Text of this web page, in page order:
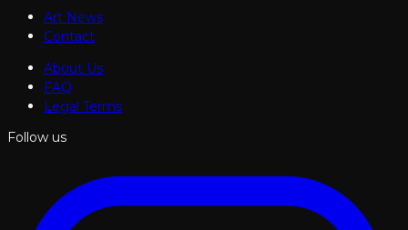
Art News
Contact
About Us
FAQ
Legal Terms
Follow us